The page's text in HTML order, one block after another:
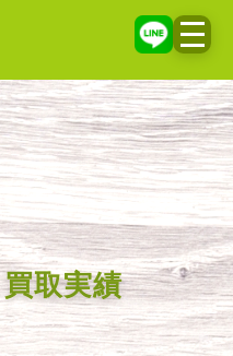
メニ
取実績